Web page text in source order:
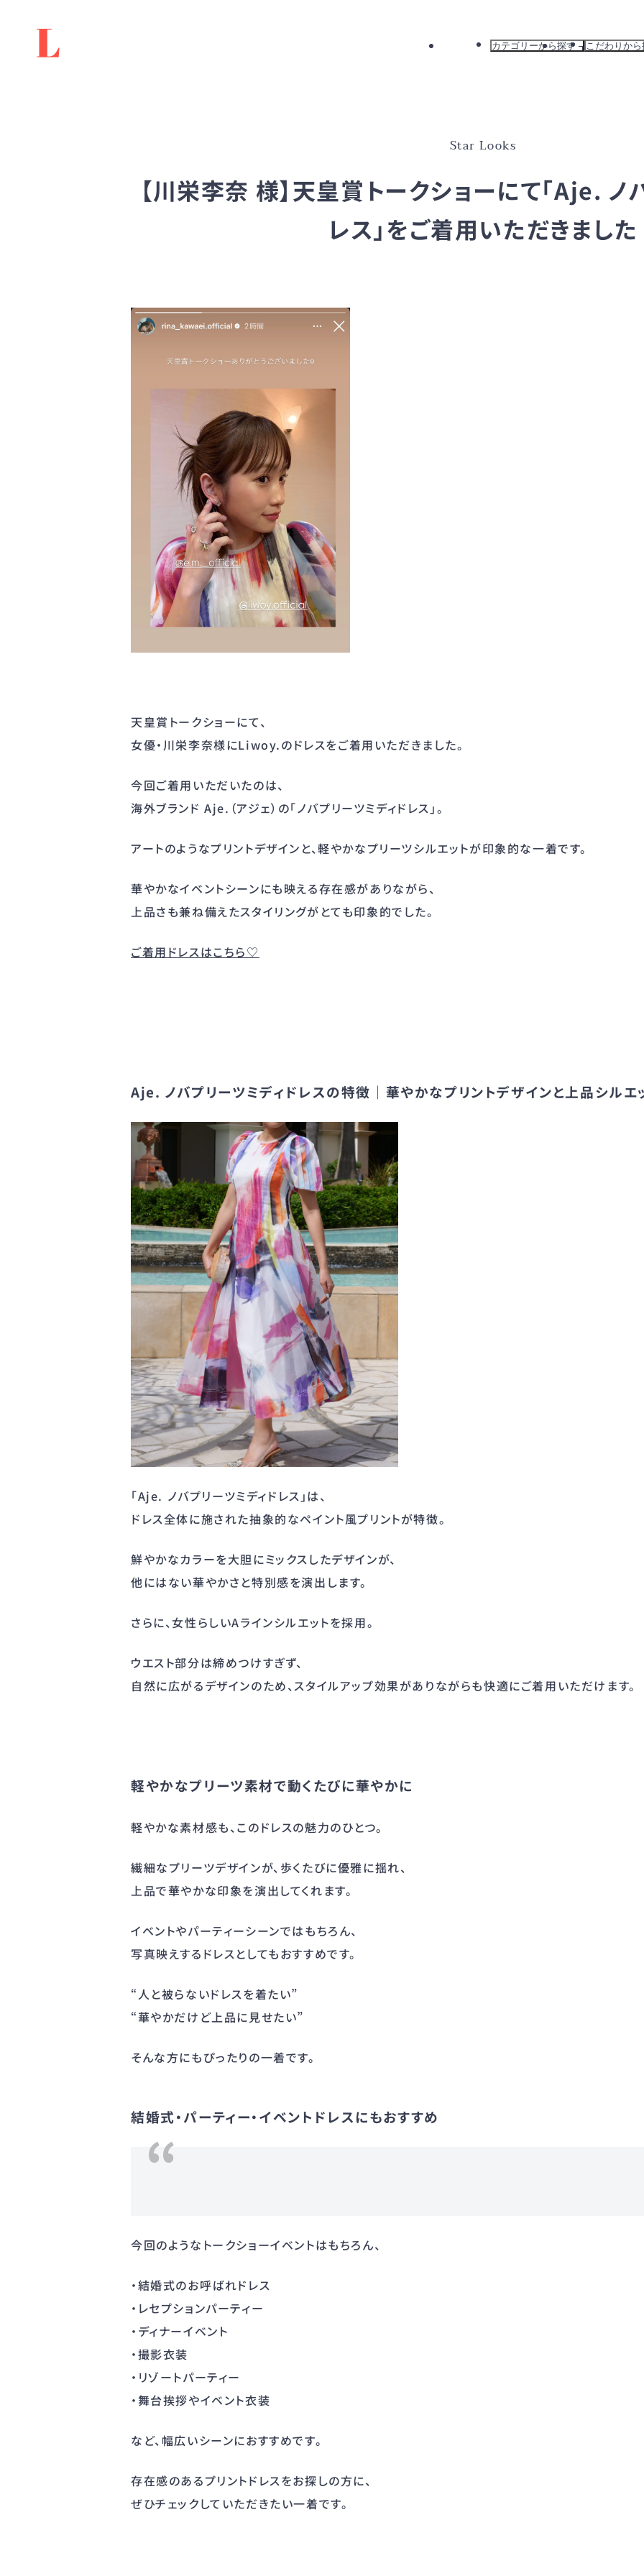
カテゴリーから探す こだわりか
アウター
Star Looks
【川栄李奈 様】天皇賞トークショーにて「Aje. ノ
レス」をご着用いただきました
天皇賞トークショーにて、
女優・川栄李奈様にLiwoy.のドレスをご着用いただきました。
今回ご着用いただいたのは、
海外ブランド Aje.（アジェ）の「ノバプリーツミディドレス」。
アートのようなプリントデザインと、軽やかなプリーツシルエットが印象的な一着です。
華やかなイベントシーンにも映える存在感がありながら、
上品さも兼ね備えたスタイリングがとても印象的でした。
ご着用ドレスはこちら♡
Aje. ノバプリーツミディドレスの特徴｜華やかなプリントデザインと上品シルエ
「Aje. ノバプリーツミディドレス」は、
ドレス全体に施された抽象的なペイント風プリントが特徴。
鮮やかなカラーを大胆にミックスしたデザインが、
他にはない華やかさと特別感を演出します。
さらに、女性らしいAラインシルエットを採用。
ウエスト部分は締めつけすぎず、
自然に広がるデザインのため、スタイルアップ効果がありながらも快適にご着用いただけます。
軽やかなプリーツ素材で動くたびに華やかに
軽やかな素材感も、このドレスの魅力のひとつ。
繊細なプリーツデザインが、歩くたびに優雅に揺れ、
上品で華やかな印象を演出してくれます。
イベントやパーティーシーンではもちろん、
写真映えするドレスとしてもおすすめです。
“人と被らないドレスを着たい”
“華やかだけど上品に見せたい”
そんな方にもぴったりの一着です。
結婚式・パーティー・イベントドレスにもおすすめ
今回のようなトークショーイベントはもちろん、
・結婚式のお呼ばれドレス
・レセプションパーティー
・ディナーイベント
・撮影衣装
・リゾートパーティー
・舞台挨拶やイベント衣装
など、幅広いシーンにおすすめです。
存在感のあるプリントドレスをお探しの方に、
ぜひチェックしていただきたい一着です。